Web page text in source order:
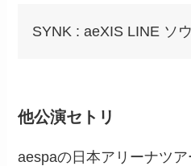
SYNK : aeXIS LINE ソ
他公演セトリ
aespaの日本アリーナツ